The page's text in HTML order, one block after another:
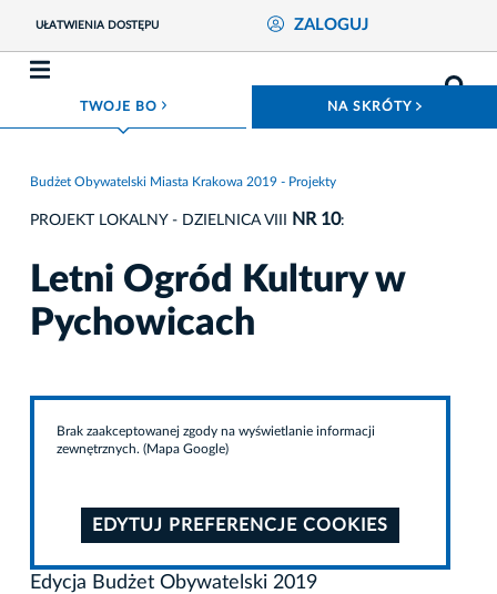
UŁATWIENIA DOSTĘPU ZALOGUJ
TWOJE BO ROZWIŃ MENU NA SKRÓTY
Budżet Obywatelski Miasta Krakowa 2019 - Projekty
PROJEKT LOKALNY - DZIELNICA VIII NR 10:
Letni Ogród Kultury w
Pychowicach
Brak zaakceptowanej zgody na wyświetlanie informacji
zewnętrznych. (Mapa Google)
EDYTUJ PREFERENCJE COOKIES
Edycja Budżet Obywatelski 2019